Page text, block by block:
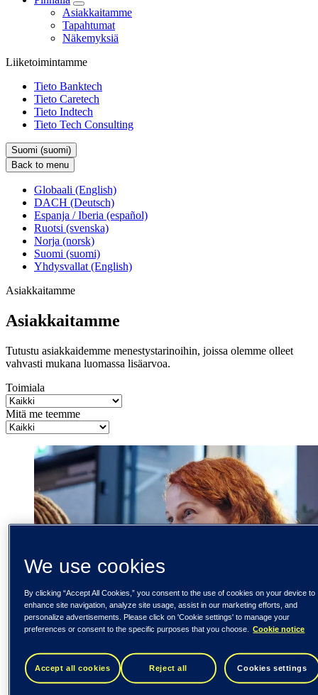
Asiakkaitamme
Tapahtumat
Näkemyksiä
Liiketoimintamme
Tieto Banktech
Tieto Caretech
Tieto Indtech
Tieto Tech Consulting
Suomi (suomi)
Back to menu
Globaali (English)
DACH (Deutsch)
Espanja / Iberia (español)
Ruotsi (svenska)
Norja (norsk)
Suomi (suomi)
Yhdysvallat (English)
Asiakkaitamme
Asiakkaitamme
Tutustu asiakkaidemme menestystarinoihin, joissa olemme olleet
vahvasti mukana luomassa lisäarvoa.
Toimiala
Mitä me teemme
We use cookies
By clicking “Accept All Cookies,” you consent to the use of cookies on your device to
enhance site navigation, analyze site usage, assist in our marketing efforts, and
personalize advertisements. Please click on 'Cookie settings' to manage your
preferences or consent to the specific purposes that you choose.
Cookie notice
Accept all cookies Reject all Cookies settings